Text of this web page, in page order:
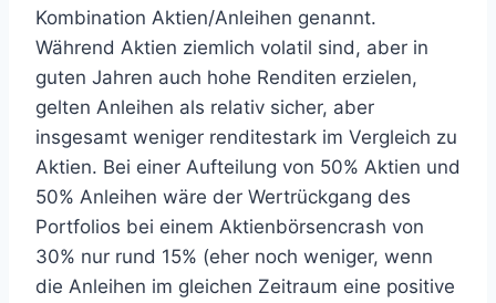
Kombination Aktien/Anleihen genannt.
Während Aktien ziemlich volatil sind, aber in
guten Jahren auch hohe Renditen erzielen,
gelten Anleihen als relativ sicher, aber
insgesamt weniger renditestark im Vergleich zu
Aktien. Bei einer Aufteilung von 50% Aktien und
50% Anleihen wäre der Wertrückgang des
Portfolios bei einem Aktienbörsencrash von
30% nur rund 15% (eher noch weniger, wenn
die Anleihen im gleichen Zeitraum eine positive